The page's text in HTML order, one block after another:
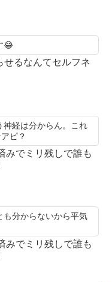
😂
せるなんてセルフネ
神経は分からん。これ
ピ？
みでミリ残しで誰も
も分からないから平気
みでミリ残しで誰も